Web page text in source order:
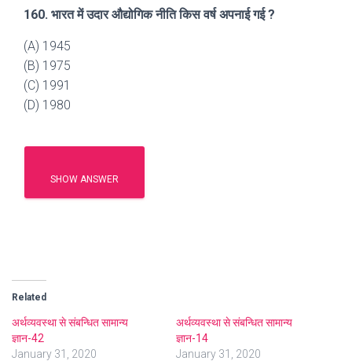
160. भारत में उदार औद्योगिक नीति किस वर्ष अपनाई गई ?
(A) 1945
(B) 1975
(C) 1991
(D) 1980
SHOW ANSWER
Related
अर्थव्यवस्था से संबन्धित सामान्य
ज्ञान-42
January 31, 2020
अर्थव्यवस्था से संबन्धित सामान्य
ज्ञान-14
January 31, 2020